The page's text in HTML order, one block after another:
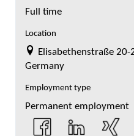
Full time
Location
Elisabethenstraße
Germany
Employment type
Permanent employment